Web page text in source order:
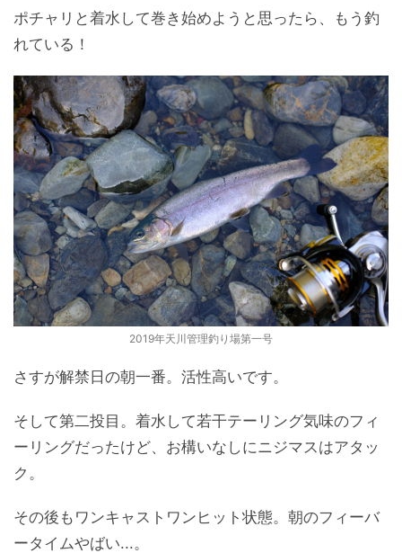
ポチャリと着水して巻き始めようと思ったら、もう釣
れている！
2019年天川管理釣り場第一号
さすが解禁日の朝一番。活性高いです。
そして第二投目。着水して若干テーリング気味のフィ
ーリングだったけど、お構いなしにニジマスはアタッ
ク。
その後もワンキャストワンヒット状態。朝のフィーバ
ータイムやばい...。